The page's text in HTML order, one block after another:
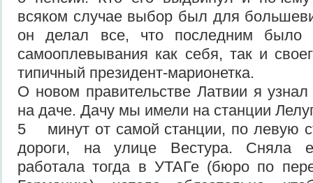
всяком случае выбор был для
он делал все, что последним было
самооплевывания как себя, так и
типичный президент-марионетка.
О новом правительстве Латвии я узнал
на даче. Дачу мы имели на станции
5 минут от самой станции, по левую
дороги, на улице Вестура. Сняла
работала тогда в УТАГе (бюро по